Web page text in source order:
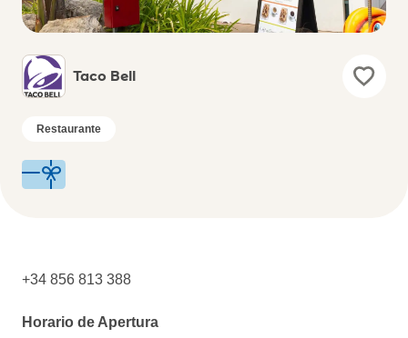
Taco Bell
Restaurante
+34 856 813 388
Horario de Apertura